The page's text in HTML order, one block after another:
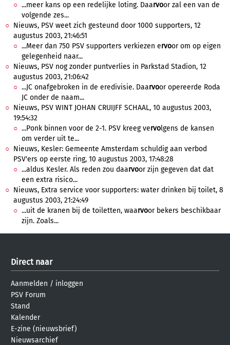
...meer kans op een redelijke loting. Daarvoor zal een van de
volgende zes...
Nieuws, PSV weet zich gesteund door 1000 supporters, 12
augustus 2003, 21:46:51
...Meer dan 750 PSV supporters verkiezen ervoor om op eigen
gelegenheid naar...
Nieuws, PSV nog zonder puntverlies in Parkstad Stadion, 12
augustus 2003, 21:06:42
...JC onafgebroken in de eredivisie. Daarvoor opereerde Roda
JC onder de naam...
Nieuws, PSV WINT JOHAN CRUIJFF SCHAAL, 10 augustus 2003,
19:54:32
...Ponk binnen voor de 2-1. PSV kreeg vervolgens de kansen
om verder uit te...
Nieuws, Kesler: Gemeente Amsterdam schuldig aan verbod
PSV'ers op eerste ring, 10 augustus 2003, 17:48:28
...aldus Kesler. Als reden zou daarvoor zijn gegeven dat dat
een extra risico...
Nieuws, Extra service voor supporters: water drinken bij toilet, 8
augustus 2003, 21:24:49
...uit de kranen bij de toiletten, waarvoor bekers beschikbaar
zijn. Zoals...
Direct naar
Aanmelden / inloggen
PSV Forum
Stand
Kalender
E-zine (nieuwsbrief)
Nieuwsarchief